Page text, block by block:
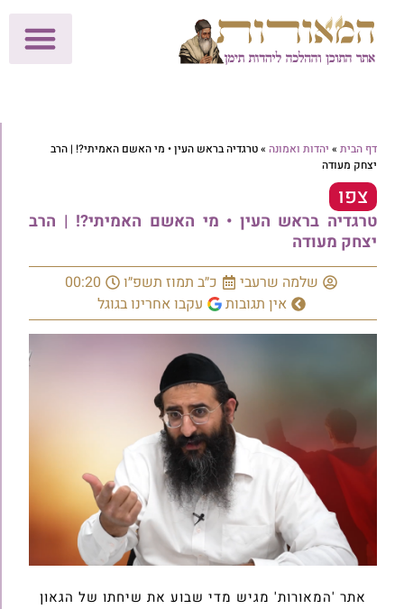
דף הבית » יהדות ואמונה »טרגדיה בראש העין • מי האשם האמיתי?! | הרב
יצחק מעודה
צפו
טרגדיה בראש העין • מי האשם האמיתי?! | הרב
יצחק מעודה
שלמה שרעבי כ״ב תמוז תשפ״ו
00:20
אין תגובות
עקבו אחרינו בגוגל
אתר 'המאורות' מגיש מדי שבוע את שיחתו של הגאון